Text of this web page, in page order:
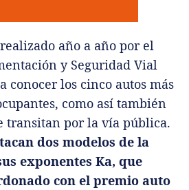
año a año por el
y Seguridad Vial
conocer los cinco autos más
como así también
transitan por la vía pública.
dos modelos de la
exponentes Ka, que
con el premio auto